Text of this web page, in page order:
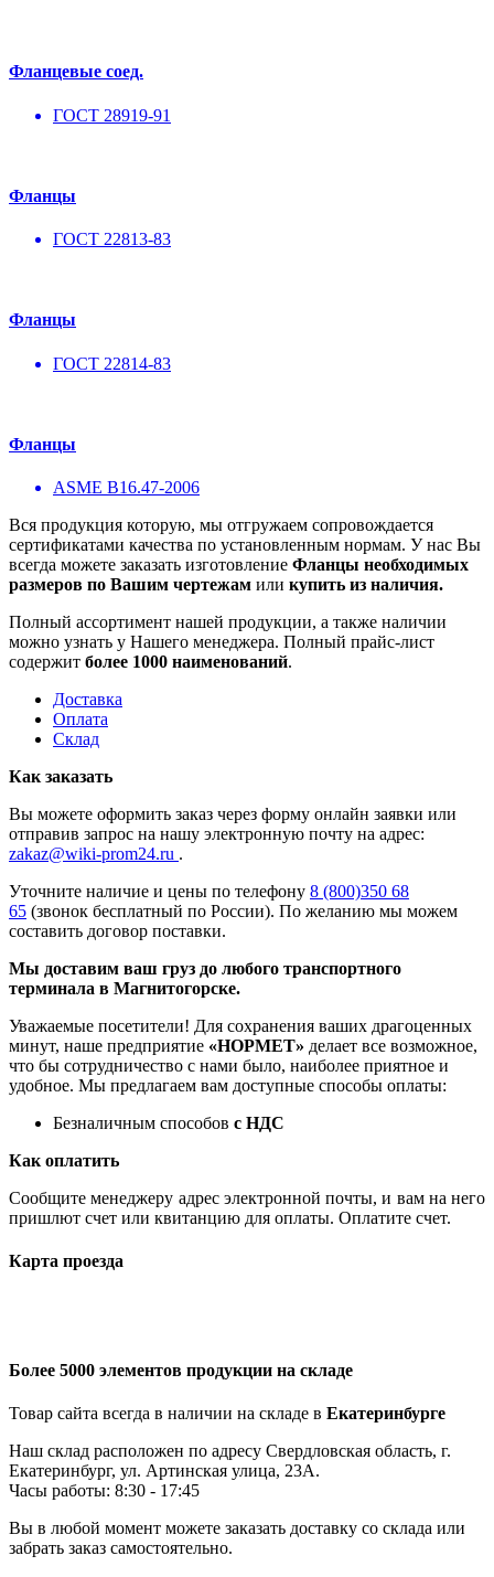
Фланцевые соед.
ГОСТ 28919-91
Фланцы
ГОСТ 22813-83
Фланцы
ГОСТ 22814-83
Фланцы
ASME B16.47-2006
Вся продукция которую, мы отгружаем сопровождается
сертификатами качества по установленным нормам. У нас Вы
всегда можете заказать изготовление Фланцы необходимых
размеров по Вашим чертежам или купить из наличия.
Полный ассортимент нашей продукции, а также наличии
можно узнать у Нашего менеджера. Полный прайс-лист
содержит более 1000 наименований.
Доставка
Оплата
Склад
Как заказать
Вы можете оформить заказ через форму онлайн заявки или
отправив запрос на нашу электронную почту на адрес:
zakaz@wiki-prom24.ru .
Уточните наличие и цены по телефону 8 (800)350 68
65 (звонок бесплатный по России). По желанию мы можем
составить договор поставки.
Мы доставим ваш груз до любого транспортного
терминала в Магнитогорске.
Уважаемые посетители! Для сохранения ваших драгоценных
минут, наше предприятие «НОРМЕТ» делает все возможное,
что бы сотрудничество с нами было, наиболее приятное и
удобное. Мы предлагаем вам доступные способы оплаты:
Безналичным способов с НДС
Как оплатить
Сообщите менеджеру адрес электронной почты, и вам на него
пришлют счет или квитанцию для оплаты. Оплатите счет.
Карта проезда
Более 5000 элементов продукции на складе
Товар сайта всегда в наличии на складе в Екатеринбурге
Наш склад расположен по адресу Свердловская область, г.
Екатеринбург, ул. Артинская улица, 23А.
Часы работы: 8:30 - 17:45
Вы в любой момент можете заказать доставку со склада или
забрать заказ самостоятельно.